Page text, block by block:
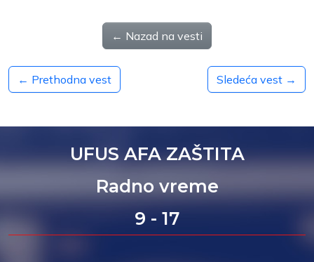
← Nazad na vesti
← Prethodna vest Sledeća vest →
UFUS AFA ZAŠTITA
Radno vreme
9 - 17